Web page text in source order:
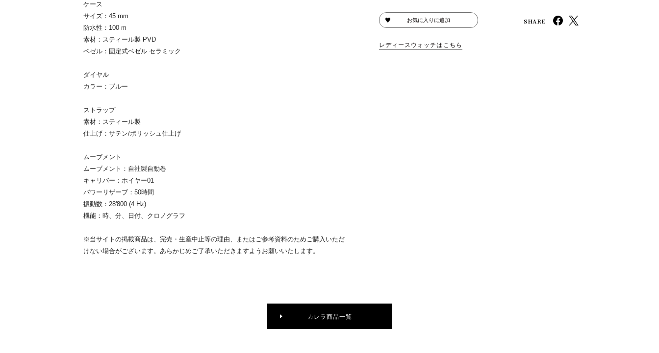
ケース
サイズ：45 mm
防水性：100 m
素材：スティール製 PVD
ベゼル：固定式ベゼル セラミック
ダイヤル
カラー：ブルー
ストラップ
素材：スティール製
仕上げ：サテン/ポリッシュ仕上げ
ムーブメント
ムーブメント：自社製自動巻
キャリバー：ホイヤー01
パワーリザーブ：50時間
振動数：28'800 (4 Hz)
機能：時、分、日付、クロノグラフ
※当サイトの掲載商品は、完売・生産中止等の理由、またはご参考資料のためご購入いただ
けない場合がございます。あらかじめご了承いただきますようお願いいたします。
お気に入りに追加 SHARE
レディースウォッチはこちら
カレラ商品一覧